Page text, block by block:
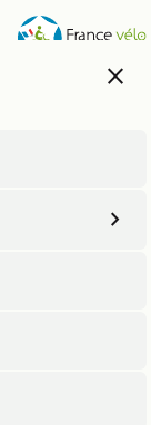
Aller
au
close
The